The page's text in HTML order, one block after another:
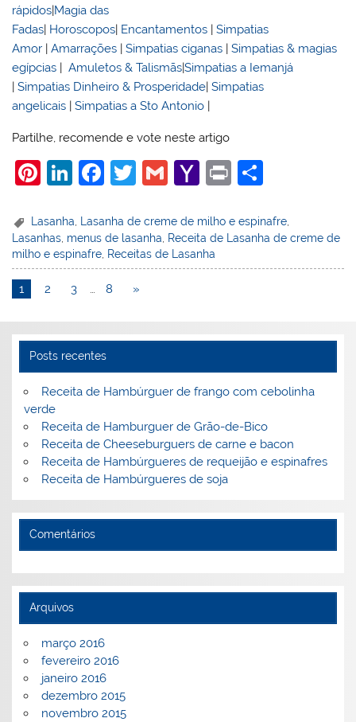
rápidos|Magia das
Fadas| Horoscopos| Encantamentos |Simpatias
Amor |Amarrações |Simpatias ciganas |Simpatias & magias
egípcias |Amuletos & Talismãs|Simpatias a Iemanjá
|Simpatias Dinheiro & Prosperidade|Simpatias
angelicais |Simpatias a Sto Antonio |
Partilhe, recomende e vote neste artigo
Pi
er
e
st
Li
k
e
dI
n
F
c
e
b
o
k
T
itt
er
G
ai
l
Y
h
o
o
l
Pr
t
ar
e
Lasanha Lasanha de creme de milho e espinafre
Lasanhas menus de lasanha
Receita de Lasanha de creme de
milho e espinafre Receitas de Lasanha
1 2 3 … 8 »
Posts recentes
Receita de Hambúrguer de frango com cebolinha
verde
Receita de Hamburguer de Grão-de-Bico
Receita de Cheeseburguers de carne e bacon
Receita de Hambúrgueres de requeijão e espinafres
Receita de Hambúrgueres de soja
Comentários
Arquivos
março 2016
fevereiro 2016
janeiro 2016
dezembro 2015
novembro 2015